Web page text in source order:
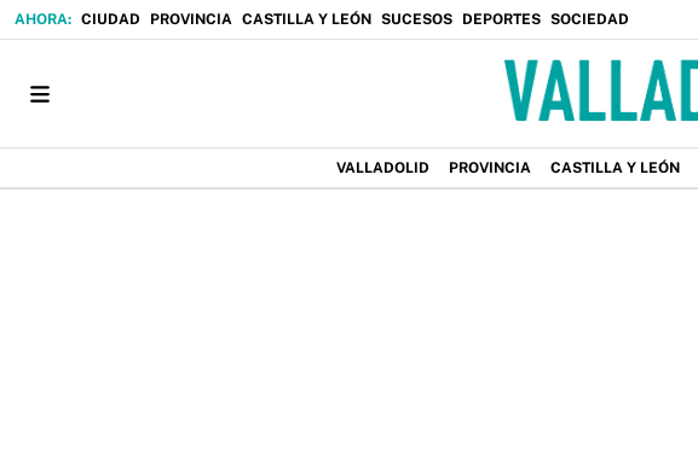
CIUDAD PROVINCIA CASTILLA Y LEÓN SUCESOS DEPORTES SOCIEDAD
VALLADOLID PROVINCIA CASTILLA Y LEÓN